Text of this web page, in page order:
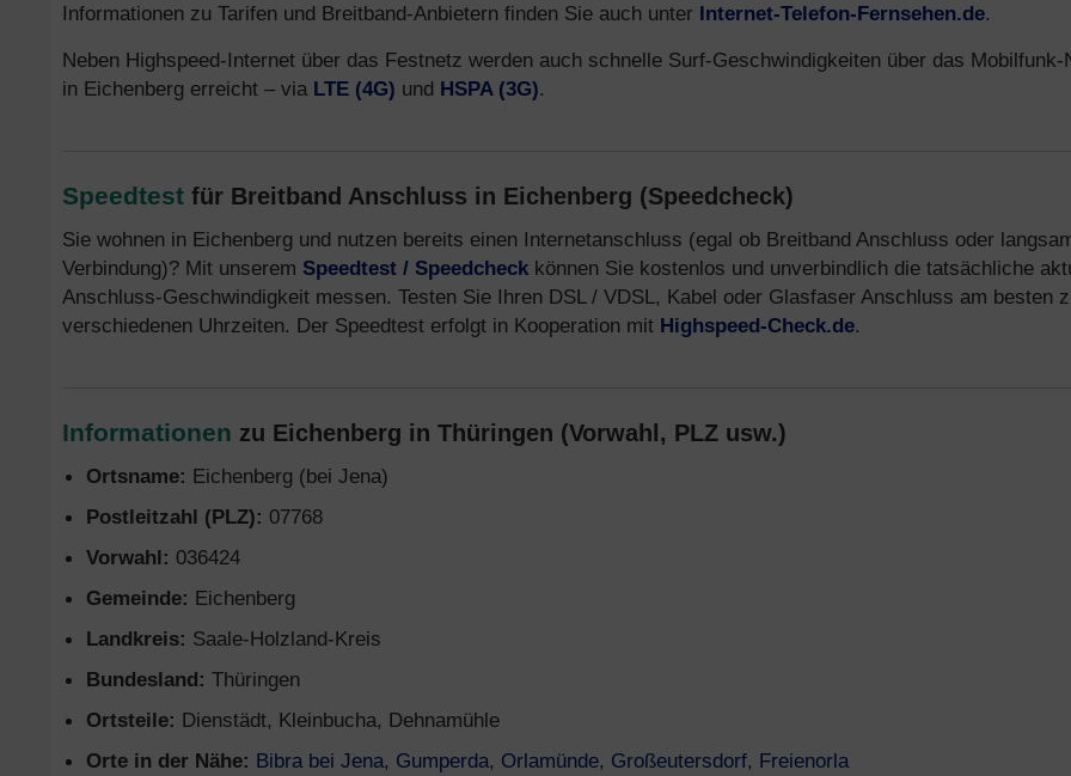
Informationen zu Tarifen und Breitband-Anbietern finden Sie auch unter Internet-Telefon-Fernsehen.de.
Neben Highspeed-Internet über das Festnetz werden auch schnelle Surf-Geschwindigkeiten über das Mobilfunk-
in Eichenberg erreicht – via LTE (4G) und HSPA (3G).
Speedtest für Breitband Anschluss in Eichenberg (Speedcheck)
Sie wohnen in Eichenberg und nutzen bereits einen Internetanschluss (egal ob Breitband Anschluss oder
Verbindung)? Mit unserem Speedtest / Speedcheck können Sie kostenlos und unverbindlich die tatsächliche
Anschluss-Geschwindigkeit messen. Testen Sie Ihren DSL / VDSL, Kabel oder Glasfaser Anschluss am besten
verschiedenen Uhrzeiten. Der Speedtest erfolgt in Kooperation mit Highspeed-Check.de.
Informationen zu Eichenberg in Thüringen (Vorwahl, PLZ usw.)
Ortsname: Eichenberg (bei Jena)
Postleitzahl (PLZ): 07768
Vorwahl: 036424
Gemeinde: Eichenberg
Landkreis: Saale-Holzland-Kreis
Bundesland: Thüringen
Ortsteile: Dienstädt, Kleinbucha, Dehnamühle
Orte in der Nähe: Bibra bei Jena, Gumperda, Orlamünde, Großeutersdorf, Freienorla